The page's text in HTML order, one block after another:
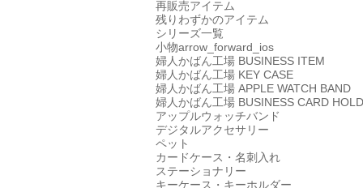
再販売アイテム
残りわずかのアイテム
シリーズ一覧
小物arrow_forward_ios
婦人かばん工場 BUSINESS ITEM
婦人かばん工場 KEY CASE
婦人かばん工場 APPLE WATCH BAND
婦人かばん工場 BUSINESS CARD
アップルウォッチバンド
デジタルアクセサリー
ペット
カードケース・名刺入れ
ステーショナリー
キーケース・キーホルダー